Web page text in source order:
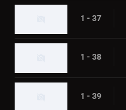
1 - 37
1 - 38
1 - 39